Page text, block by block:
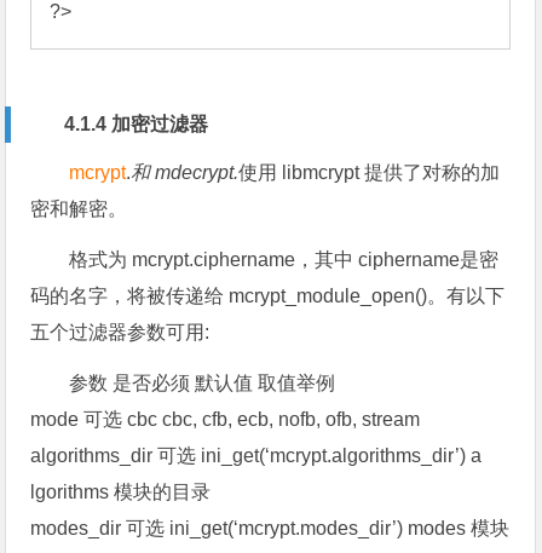
?>
4.1.4 加密过滤器
mcrypt.和 mdecrypt.使用 libmcrypt 提供了对称的加
密和解密。
格式为 mcrypt.ciphername，其中 ciphername是密
码的名字，将被传递给 mcrypt_module_open()。有以下
五个过滤器参数可用:
参数 是否必须 默认值 取值举例
mode 可选 cbc cbc, cfb, ecb, nofb, ofb, stream
algorithms_dir 可选 ini_get(‘mcrypt.algorithms_dir’) a
lgorithms 模块的目录
modes_dir 可选 ini_get(‘mcrypt.modes_dir’) modes 模块